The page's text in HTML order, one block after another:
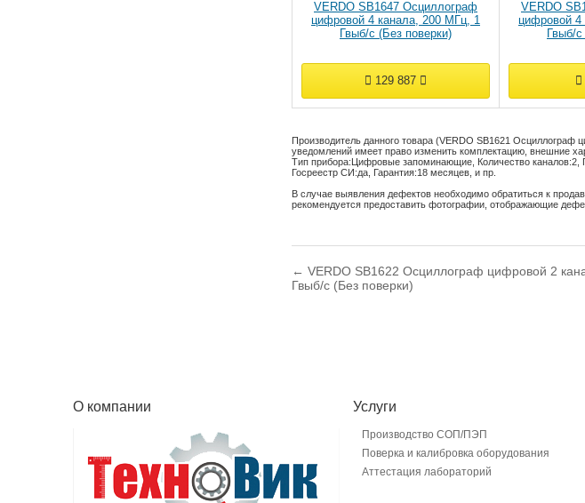
VERDO SB1647 Осциллограф
цифровой 4 канала, 200 МГц, 1
Гвыб/с (Без поверки)
129 887
VERDO
цифровой 4
Гвыб/
Производитель данного товара (VERDO SB1621
уведомлений имеет право изменить комплектацию, внешние
Тип прибора: Цифровые запоминающие Количество каналов:2
Госреестр СИ:да Гарантия:18 месяцев , и пр.
В случае выявления дефектов необходимо обратиться к
рекомендуется предоставить фотографии, отображающие
← VERDO SB1622 Осциллограф цифровой 2
Гвыб/с (Без поверки)
О компании Услуги
Производство СОП/ПЭП
Поверка и калибровка оборудования
Аттестация лабораторий